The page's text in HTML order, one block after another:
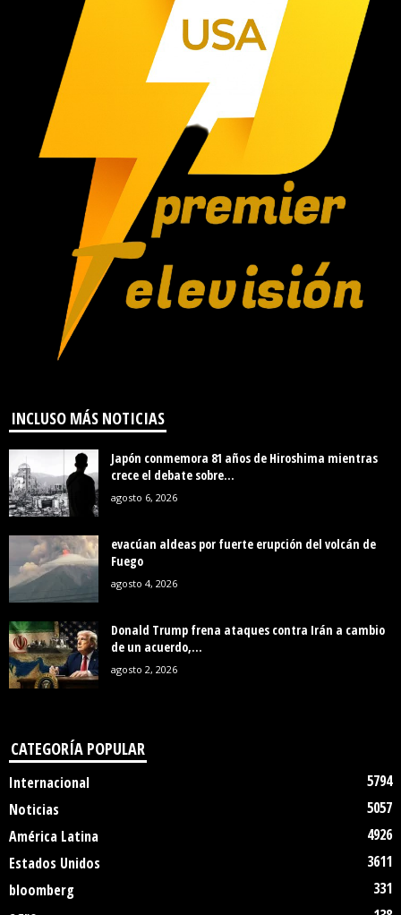
INCLUSO MÁS NOTICIAS
Japón conmemora 81 años de Hiroshima mientras
crece el debate sobre...
agosto 6, 2026
evacúan aldeas por fuerte erupción del volcán de
Fuego
agosto 4, 2026
Donald Trump frena ataques contra Irán a cambio
de un acuerdo,...
agosto 2, 2026
CATEGORÍA POPULAR
Internacional
5794
Noticias
5057
América Latina
4926
Estados Unidos
3611
bloomberg
331